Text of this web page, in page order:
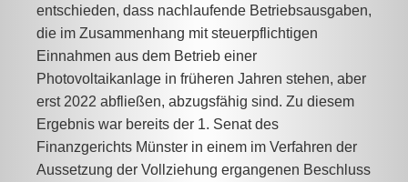
entschieden, dass nachlaufende Betriebsausgaben,
die im Zusammenhang mit steuerpflichtigen
Einnahmen aus dem Betrieb einer
Photovoltaikanlage in früheren Jahren stehen, aber
erst 2022 abfließen, abzugsfähig sind. Zu diesem
Ergebnis war bereits der 1. Senat des
Finanzgerichts Münster in einem im Verfahren der
Aussetzung der Vollziehung ergangenen Beschluss